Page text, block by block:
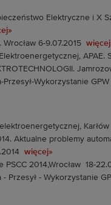
Elektryczne i X
Wrocław 6-9.07.2015
APAE.
Wykorzystanie GPW
Aktualne problemy
więcej»
2014,Wrocław 18-
- Wykorzystanie